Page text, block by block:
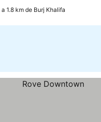
a 1.8 km de Burj Khalifa